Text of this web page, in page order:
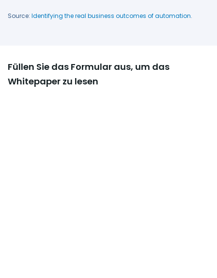
Source: Identifying the real business outcomes of automation.
Füllen Sie das Formular aus, um das
Whitepaper zu lesen